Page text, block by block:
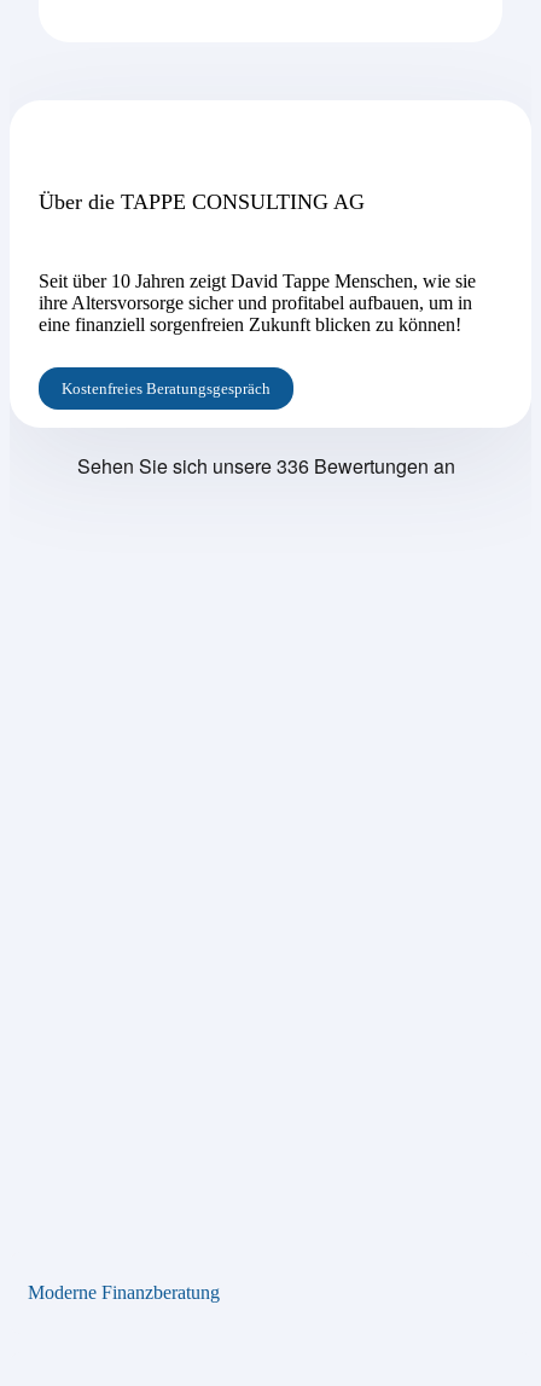
Über die TAPPE CONSULTING AG
Seit über 10 Jahren zeigt David Tappe Menschen, wie sie
ihre Altersvorsorge sicher und profitabel aufbauen, um in
eine finanziell sorgenfreien Zukunft blicken zu können!
Kostenfreies Beratungsgespräch
Moderne Finanzberatung